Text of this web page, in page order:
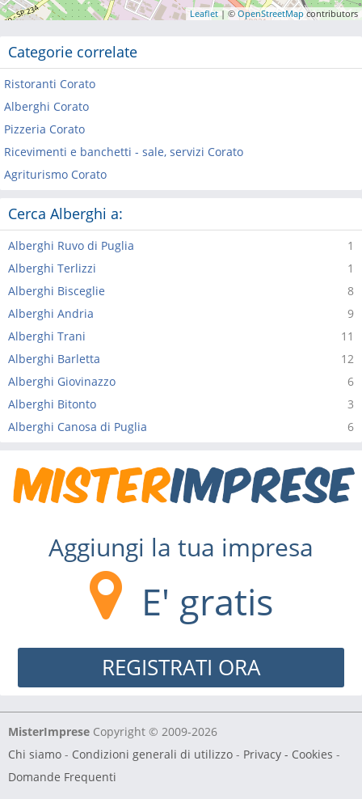
Leaflet | © OpenStreetMapcontributors
Categorie correlate
Ristoranti Corato
Alberghi Corato
Pizzeria Corato
Ricevimenti e banchetti - sale, servizi Corato
Agriturismo Corato
Cerca Alberghi a:
1
Alberghi Ruvo di Puglia
1
Alberghi Terlizzi
8
Alberghi Bisceglie
9
Alberghi Andria
11
Alberghi Trani
12
Alberghi Barletta
6
Alberghi Giovinazzo
3
Alberghi Bitonto
6
Alberghi Canosa di Puglia
Aggiungi la tua impresa
E' gratis
REGISTRATI ORA
MisterImprese Copyright © 2009-2026
Chi siamo - Condizioni generali di utilizzo - Privacy - Cookies -
Domande Frequenti